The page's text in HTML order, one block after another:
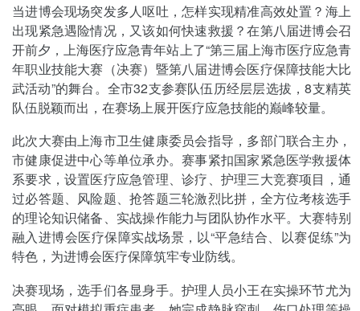
当进博会现场突发多人呕吐，怎样实现精准高效处置？海上
出现紧急遇险情况，又该如何快速救援？在第八届进博会召
开前夕，上海医疗应急青年站上了“第三届上海市医疗应急青
年职业技能大赛（决赛）暨第八届进博会医疗保障技能大比
武活动”的舞台。全市32支参赛队伍历经层层选拔，8支精英
队伍脱颖而出，在赛场上展开医疗应急技能的巅峰较量。
此次大赛由上海市卫生健康委员会指导，多部门联合主办，
市健康促进中心等单位承办。赛事紧扣国家紧急医学救援体
系要求，设置医疗应急管理、诊疗、护理三大竞赛项目，通
过必答题、风险题、抢答题三轮激烈比拼，全方位考核选手
的理论知识储备、实战操作能力与团队协作水平。大赛特别
融入进博会医疗保障实战场景，以“平急结合、以赛促练”为
特色，为进博会医疗保障筑牢专业防线。
决赛现场，选手们各显身手。护理人员小王在实操环节尤为